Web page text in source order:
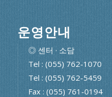
운영안내
◎ 센터 · 소담
Tel : (055) 762-1070
Tel : (055) 762-5459
Fax : (055) 761-0194